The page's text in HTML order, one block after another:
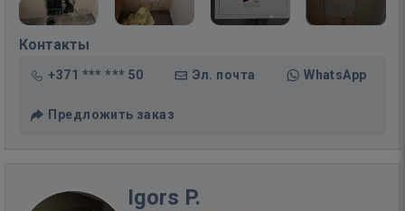
Контакты
+371 *** *** 50 Эл. почта WhatsApp
Предложить заказ
Igors P.